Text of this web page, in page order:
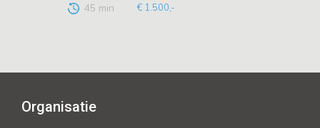
45 min € 1.500,-
Organisatie